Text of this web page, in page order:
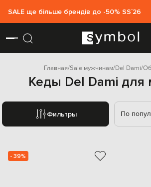
SALE ще більше брендів до -50% SS`26
Главная Sale мужчинам Del Dami
Кеды Del Dami для
Фильтры По
- 39%